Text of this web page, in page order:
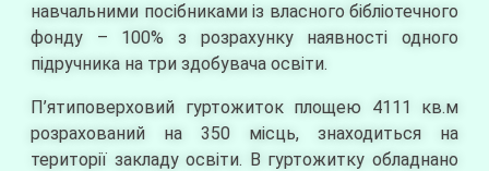
навчальними посібниками із власного бібліотечного
фонду – 100% з розрахунку наявності одного
підручника на три здобувача освіти.
П’ятиповерховий гуртожиток площею 4111 кв.м
розрахований на 350 місць, знаходиться на
території закладу освіти. В гуртожитку обладнано